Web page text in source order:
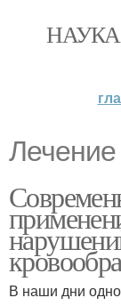
В наши дни